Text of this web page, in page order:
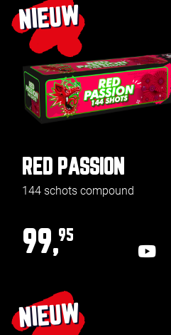
NIEUW
RED PASSION
144 schots compound
99,95
NIEUW